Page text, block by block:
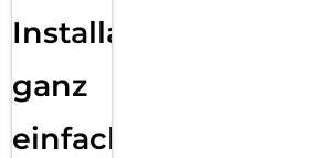
Installation
ganz
einfach